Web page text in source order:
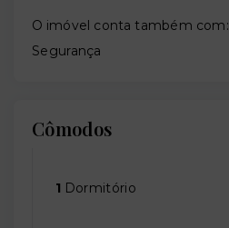
O imóvel conta também com:
Segurança
Cômodos
1 Dormitório